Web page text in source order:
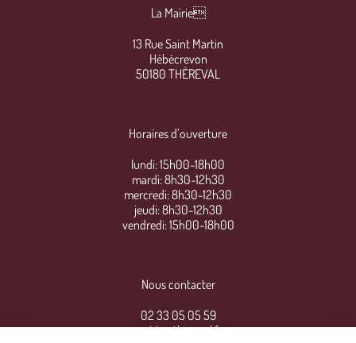
La Mairie
13 Rue Saint Martin
Hébécrevon
50180 THÈREVAL
Horaires d’ouverture
lundi: 15h00-18h00
mardi: 8h30-12h30
mercredi: 8h30-12h30
jeudi: 8h30-12h30
vendredi: 15h00-18h00
Nous contacter
02 33 05 05 59
mairie@thereval.fr